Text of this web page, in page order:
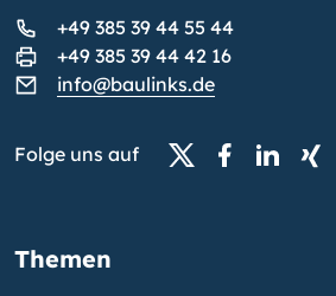
+49 385 39 44 55 44
+49 385 39 44 42 16
info@baulinks.de
Folge uns auf
Themen